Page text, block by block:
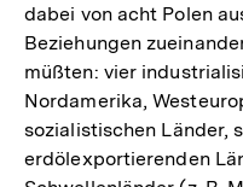
dabei von acht Polen
Beziehungen
müßten: vier
Nordamerika,
sozialistischen Länder,
erdölexportierenden